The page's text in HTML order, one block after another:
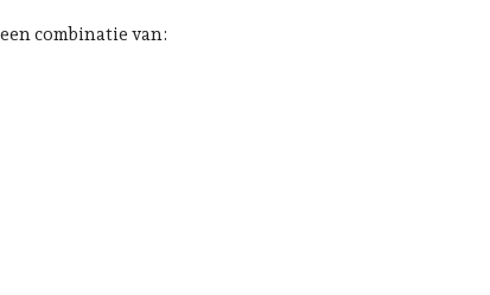
combinatie van: